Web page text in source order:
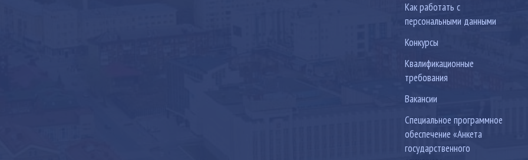
Как работать с
персональными данными
Конкурсы
Квалификационные
требования
Вакансии
Специальное программное
обеспечение «Анкета
государственного